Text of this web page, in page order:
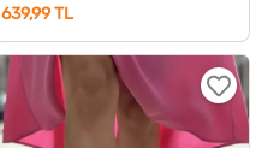
639,99 TL